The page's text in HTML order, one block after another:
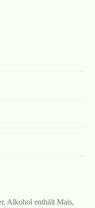
Alkohol enthält Mais,